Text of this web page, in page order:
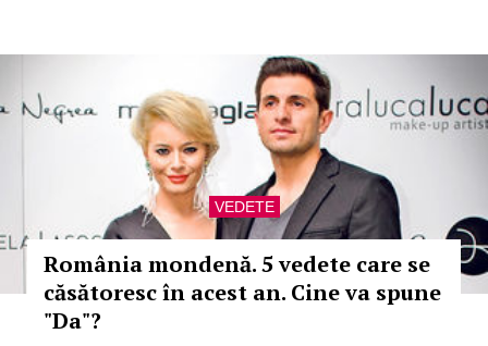
VEDETE
România mondenă. 5 vedete care se
căsătoresc în acest an. Cine va spune
"Da"?